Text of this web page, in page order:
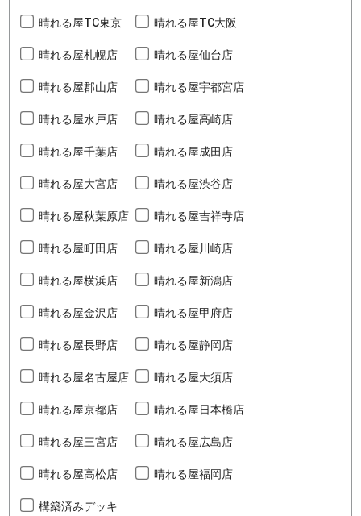
晴れる屋TC東京 晴れる屋TC大阪
晴れる屋札幌店 晴れる屋仙台店
晴れる屋郡山店 晴れる屋宇都宮店
晴れる屋水戸店 晴れる屋高崎店
晴れる屋千葉店 晴れる屋成田店
晴れる屋大宮店 晴れる屋渋谷店
晴れる屋秋葉原店 晴れる屋吉祥寺店
晴れる屋町田店 晴れる屋川崎店
晴れる屋横浜店 晴れる屋新潟店
晴れる屋金沢店 晴れる屋甲府店
晴れる屋長野店 晴れる屋静岡店
晴れる屋名古屋店 晴れる屋大須店
晴れる屋京都店 晴れる屋日本橋店
晴れる屋三宮店 晴れる屋広島店
晴れる屋高松店 晴れる屋福岡店
構築済みデッキ